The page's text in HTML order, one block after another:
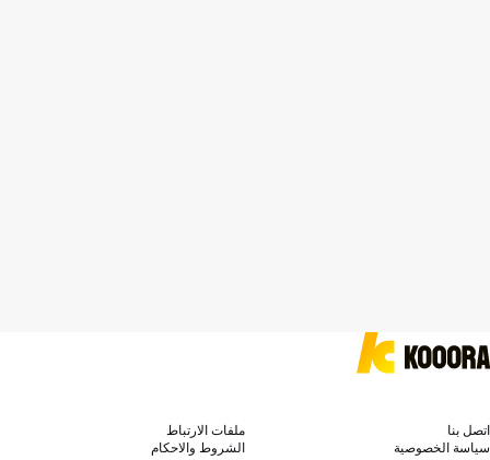
اتصل بنا
ملفات الارتباط
سياسة الخصوصية
الشروط والاحكام